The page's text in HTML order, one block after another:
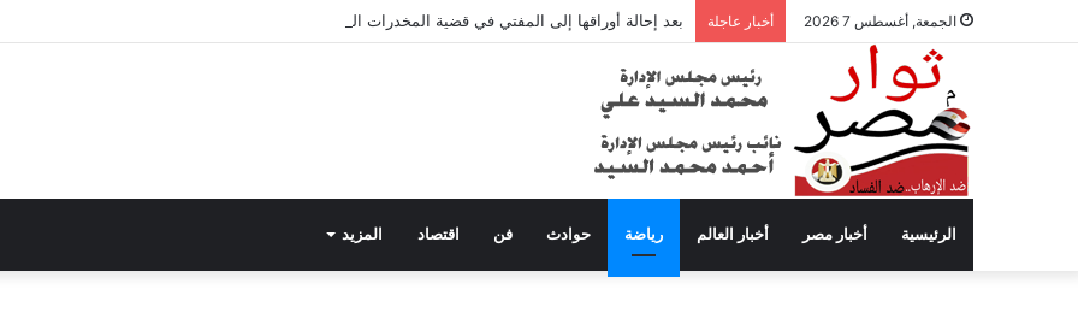
الجمعة, أغسطس 7 2026 أخبار عاجلة بعد إحالة أوراقها إلى المفتي في قضية المخدرات الكبرى.. من هي سارة خليفة؟
الرئيسية أخبار مصر أخبار العالم رياضة حوادث فن اقتصاد المزيد